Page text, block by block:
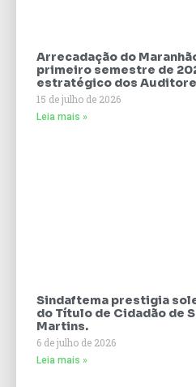
Arrecadação do
primeiro semestre de
estratégico dos
15 de julho de 2026
Leia mais »
Sindaftema prestigia
do Título de Cidadão de
Martins.
6 de julho de 2026
Leia mais »